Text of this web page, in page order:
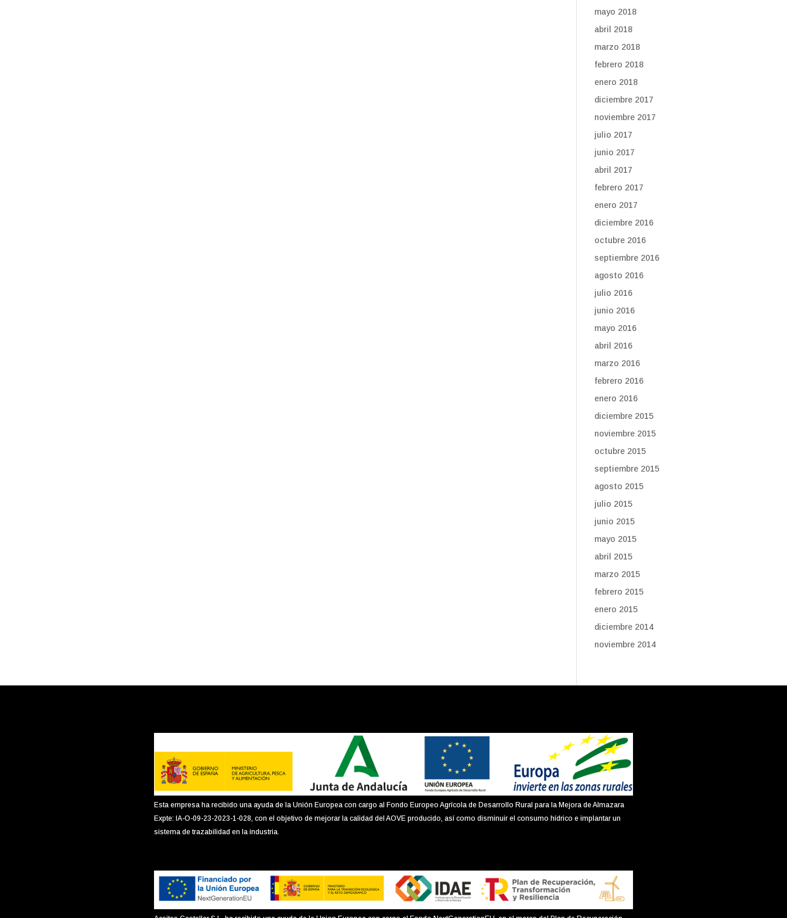
mayo 2018
abril 2018
marzo 2018
febrero 2018
enero 2018
diciembre 2017
noviembre 2017
julio 2017
junio 2017
abril 2017
febrero 2017
enero 2017
diciembre 2016
octubre 2016
septiembre 2016
agosto 2016
julio 2016
junio 2016
mayo 2016
abril 2016
marzo 2016
febrero 2016
enero 2016
diciembre 2015
noviembre 2015
octubre 2015
septiembre 2015
agosto 2015
julio 2015
junio 2015
mayo 2015
abril 2015
marzo 2015
febrero 2015
enero 2015
diciembre 2014
noviembre 2014
Esta empresa ha recibido una ayuda de la Unión Europea con cargo al Fondo Europeo Agrícola de Desarrollo Rural para la Mejora de Almazara
Expte: IA-O-09-23-2023-1-028, con el objetivo de mejorar la calidad del AOVE producido, así como disminuir el consumo hídrico e implantar un
sistema de trazabilidad en la industria.